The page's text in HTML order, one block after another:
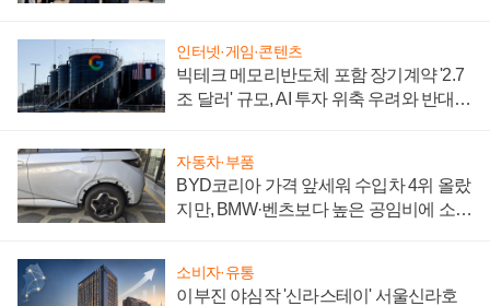
인터넷·게임·콘텐츠
빅테크 메모리반도체 포함 장기계약 '2.7
조 달러' 규모, AI 투자 위축 우려와 반대
자동차·부품
BYD코리아 가격 앞세워 수입차 4위 올랐
지만, BMW·벤츠보다 높은 공임비에 소비
소비자·유통
이부진 야심작 '신라스테이' 서울신라호